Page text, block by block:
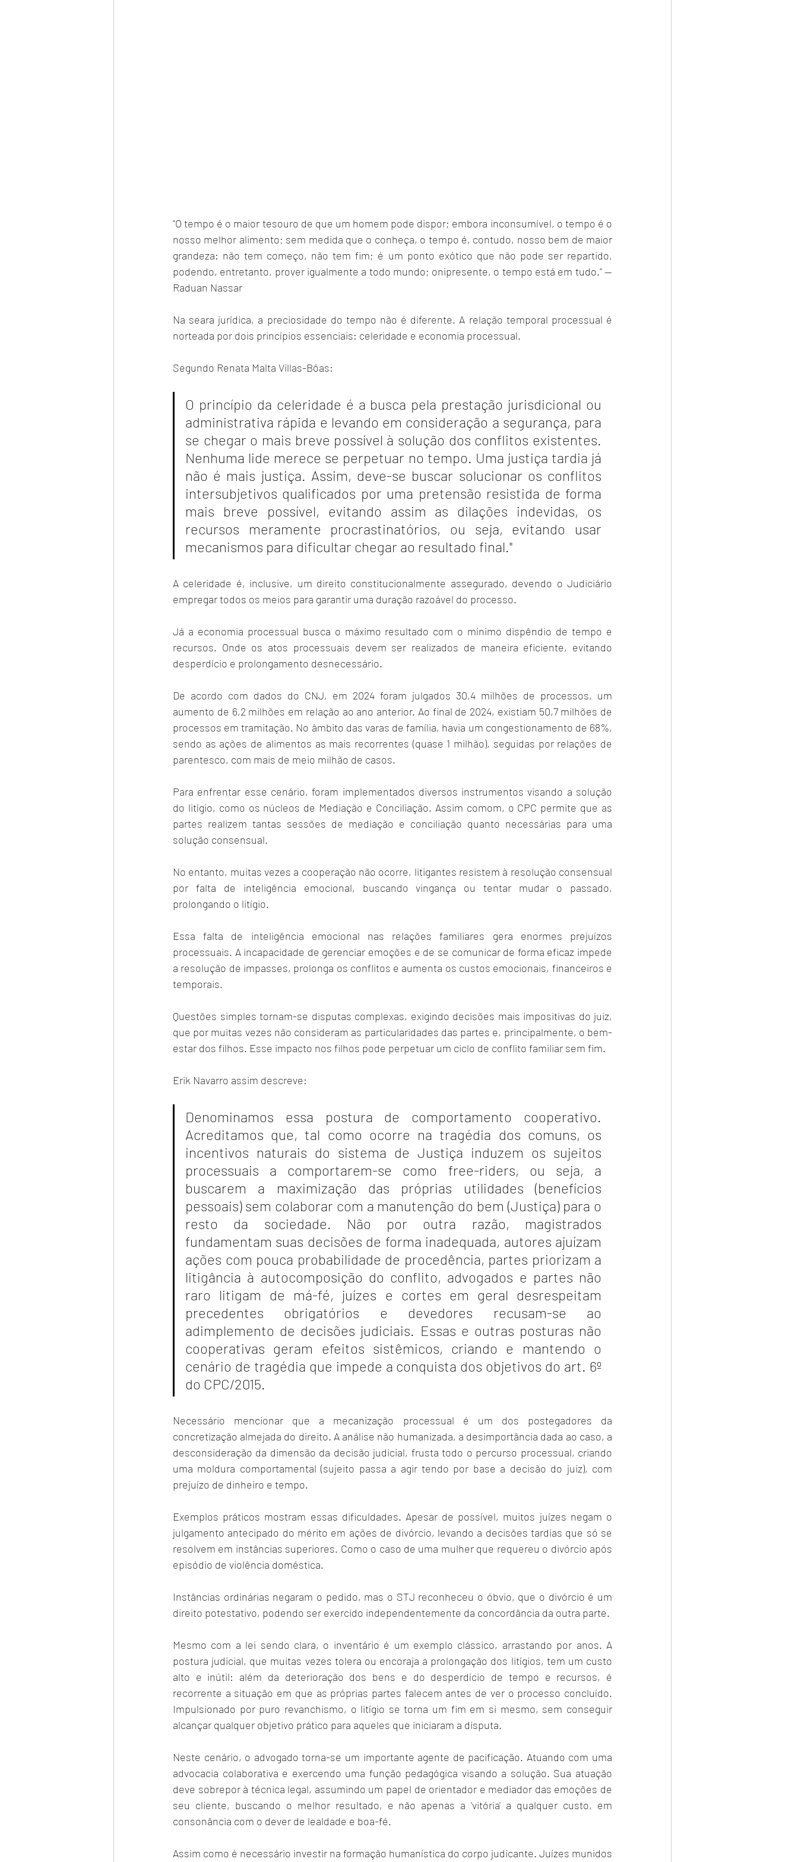
"O tempo é o maior tesouro de que um homem pode dispor; embora inconsumível, o tempo é o
nosso melhor alimento; sem medida que o conheça, o tempo é, contudo, nosso bem de maior
grandeza: não tem começo, não tem fim; é um ponto exótico que não pode ser repartido,
podendo, entretanto, prover igualmente a todo mundo; onipresente, o tempo está em tudo." —
Raduan Nassar
Na seara jurídica, a preciosidade do tempo não é diferente. A relação temporal processual é
norteada por dois princípios essenciais: celeridade e economia processual.
Segundo Renata Malta Villas-Bôas:
O princípio da celeridade é a busca pela prestação jurisdicional ou
administrativa rápida e levando em consideração a segurança, para
se chegar o mais breve possível à solução dos conflitos existentes.
Nenhuma lide merece se perpetuar no tempo. Uma justiça tardia já
não é mais justiça. Assim, deve-se buscar solucionar os conflitos
intersubjetivos qualificados por uma pretensão resistida de forma
mais breve possível, evitando assim as dilações indevidas, os
recursos meramente procrastinatórios, ou seja, evitando usar
mecanismos para dificultar chegar ao resultado final."
A celeridade é, inclusive, um direito constitucionalmente assegurado, devendo o Judiciário
empregar todos os meios para garantir uma duração razoável do processo.
Já a economia processual busca o máximo resultado com o mínimo dispêndio de tempo e
recursos. Onde os atos processuais devem ser realizados de maneira eficiente, evitando
desperdício e prolongamento desnecessário.
De acordo com dados do CNJ, em 2024 foram julgados 30,4 milhões de processos, um
aumento de 6,2 milhões em relação ao ano anterior. Ao final de 2024, existiam 50,7 milhões de
processos em tramitação. No âmbito das varas de família, havia um congestionamento de 68%,
sendo as ações de alimentos as mais recorrentes (quase 1 milhão), seguidas por relações de
parentesco, com mais de meio milhão de casos.
Para enfrentar esse cenário, foram implementados diversos instrumentos visando a solução
do litígio, como os núcleos de Mediação e Conciliação. Assim comom, o CPC permite que as
partes realizem tantas sessões de mediação e conciliação quanto necessárias para uma
solução consensual.
No entanto, muitas vezes a cooperação não ocorre, litigantes resistem à resolução consensual
por falta de inteligência emocional, buscando vingança ou tentar mudar o passado,
prolongando o litígio.
Essa falta de inteligência emocional nas relações familiares gera enormes prejuízos
processuais. A incapacidade de gerenciar emoções e de se comunicar de forma eficaz impede
a resolução de impasses, prolonga os conflitos e aumenta os custos emocionais, financeiros e
temporais.
Questões simples tornam-se disputas complexas, exigindo decisões mais impositivas do juiz,
que por muitas vezes não consideram as particularidades das partes e, principalmente, o bem-
estar dos filhos. Esse impacto nos filhos pode perpetuar um ciclo de conflito familiar sem fim.
Erik Navarro assim descreve:
Denominamos essa postura de comportamento cooperativo.
Acreditamos que, tal como ocorre na tragédia dos comuns, os
incentivos naturais do sistema de Justiça induzem os sujeitos
processuais a comportarem-se como free-riders, ou seja, a
buscarem a maximização das próprias utilidades (benefícios
pessoais) sem colaborar com a manutenção do bem (Justiça) para o
resto da sociedade. Não por outra razão, magistrados
fundamentam suas decisões de forma inadequada, autores ajuízam
ações com pouca probabilidade de procedência, partes priorizam a
litigância à autocomposição do conflito, advogados e partes não
raro litigam de má-fé, juízes e cortes em geral desrespeitam
precedentes obrigatórios e devedores recusam-se ao
adimplemento de decisões judiciais. Essas e outras posturas não
cooperativas geram efeitos sistêmicos, criando e mantendo o
cenário de tragédia que impede a conquista dos objetivos do art. 6º
do CPC/2015.
Necessário mencionar que a mecanização processual é um dos postegadores da
concretização almejada do direito. A análise não humanizada, a desimportância dada ao caso, a
desconsideração da dimensão da decisão judicial, frusta todo o percurso processual, criando
uma moldura comportamental (sujeito passa a agir tendo por base a decisão do juiz), com
prejuízo de dinheiro e tempo.
Exemplos práticos mostram essas dificuldades. Apesar de possível, muitos juízes negam o
julgamento antecipado do mérito em ações de divórcio, levando a decisões tardias que só se
resolvem em instâncias superiores. Como o caso de uma mulher que requereu o divórcio após
episódio de violência doméstica.
Instâncias ordinárias negaram o pedido, mas o STJ reconheceu o óbvio, que o divórcio é um
direito potestativo, podendo ser exercido independentemente da concordância da outra parte.
Mesmo com a lei sendo clara, o inventário é um exemplo clássico, arrastando por anos. A
postura judicial, que muitas vezes tolera ou encoraja a prolongação dos litígios, tem um custo
alto e inútil: além da deterioração dos bens e do desperdício de tempo e recursos, é
recorrente a situação em que as próprias partes falecem antes de ver o processo concluído.
Impulsionado por puro revanchismo, o litígio se torna um fim em si mesmo, sem conseguir
alcançar qualquer objetivo prático para aqueles que iniciaram a disputa.
Neste cenário, o advogado torna-se um importante agente de pacificação. Atuando com uma
advocacia colaborativa e exercendo uma função pedagógica visando a solução. Sua atuação
deve sobrepor à técnica legal, assumindo um papel de orientador e mediador das emoções de
seu cliente, buscando o melhor resultado, e não apenas a 'vitória' a qualquer custo, em
consonância com o dever de lealdade e boa-fé.
Assim como é necessário investir na formação humanística do corpo judicante. Juízes munidos